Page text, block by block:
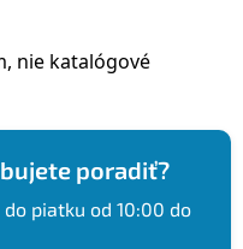
nie katalógové
poradiť?
piatku od 10:00 do